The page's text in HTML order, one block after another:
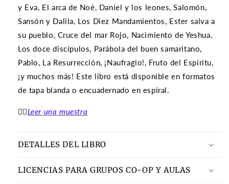
y Eva, El arca de Noé, Daniel y los leones, Salomón,
Sansón y Dalila, Los Diez Mandamientos, Ester salva a
su pueblo, Cruce del mar Rojo, Nacimiento de Yeshua,
Los doce discípulos, Parábola del buen samaritano,
Pablo, La Resurrección, ¡Naufragio!, Fruto del Espíritu,
¡y muchos más! Este libro está disponible en formatos
de tapa blanda o encuadernado en espiral.
👉🏽Leer una muestra
DETALLES DEL LIBRO
LICENCIAS PARA GRUPOS CO-OP Y AULAS